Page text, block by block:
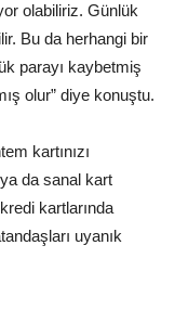
olabiliriz. Günlük
Bu da herhangi bir
parayı kaybetmiş
olur” diye konuştu.
kartınızı
da sanal kart
kartlarında
uyanık